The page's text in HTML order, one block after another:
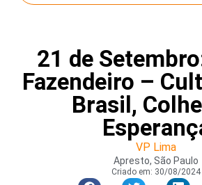
21 de
Fazendeiro –
Brasil,
VP Lima
Apresto, São Paulo
Criado em: 30/08/2024